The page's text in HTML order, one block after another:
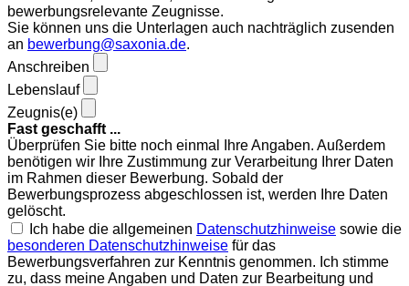
bewerbungsrelevante Zeugnisse.
Sie können uns die Unterlagen auch nachträglich zusenden
an bewerbung@saxonia.de.
Anschreiben
Lebenslauf
Zeugnis(e)
Fast geschafft ...
Überprüfen Sie bitte noch einmal Ihre Angaben. Außerdem
benötigen wir Ihre Zustimmung zur Verarbeitung Ihrer Daten
im Rahmen dieser Bewerbung. Sobald der
Bewerbungsprozess abgeschlossen ist, werden Ihre Daten
gelöscht.
Ich habe die allgemeinen Datenschutzhinweise sowie die
besonderen Datenschutzhinweise für das
Bewerbungsverfahren zur Kenntnis genommen. Ich stimme
zu, dass meine Angaben und Daten zur Bearbeitung und